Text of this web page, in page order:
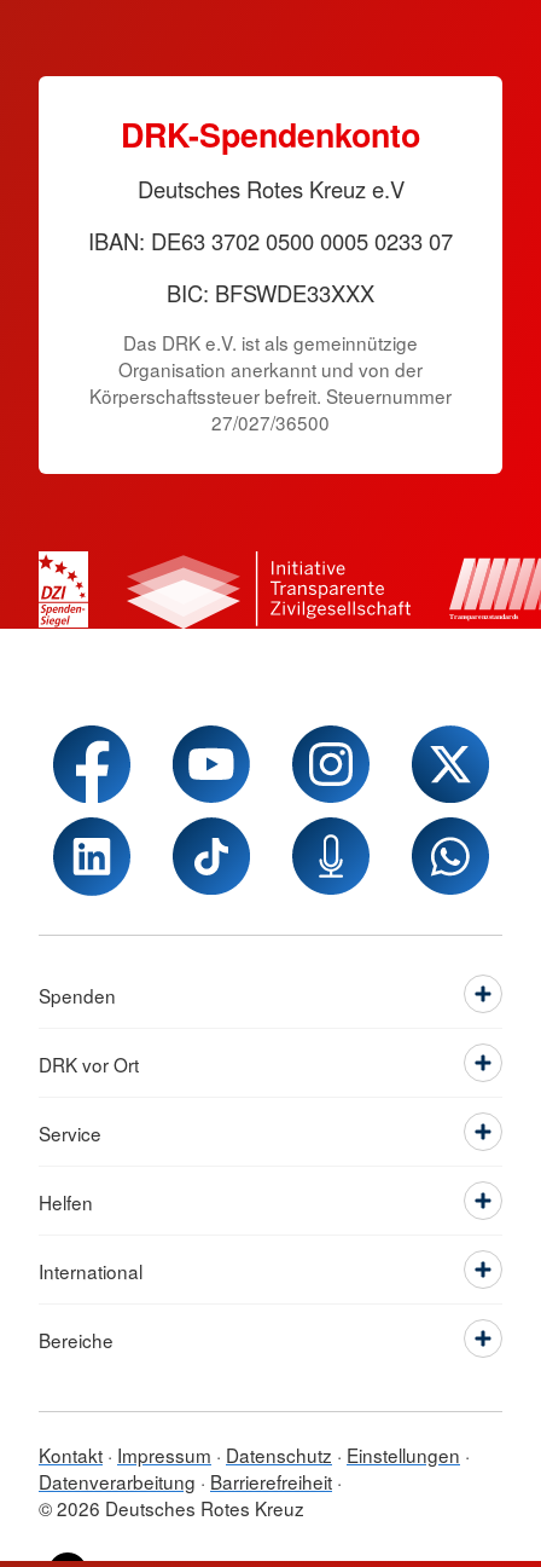
DRK-Spendenkonto
Deutsches Rotes Kreuz e.V
IBAN: DE63 3702 0500 0005 0233 07
BIC: BFSWDE33XXX
Das DRK e.V. ist als gemeinnützige
Organisation anerkannt und von der
Körperschaftssteuer befreit. Steuernummer
27/027/36500
Spenden
DRK vor Ort
Service
Helfen
International
Bereiche
Kontakt Impressum Datenschutz
Einstellungen
Datenverarbeitung
Barrierefreiheit
© 2026 Deutsches Rotes Kreuz
Sprache wechseln zu